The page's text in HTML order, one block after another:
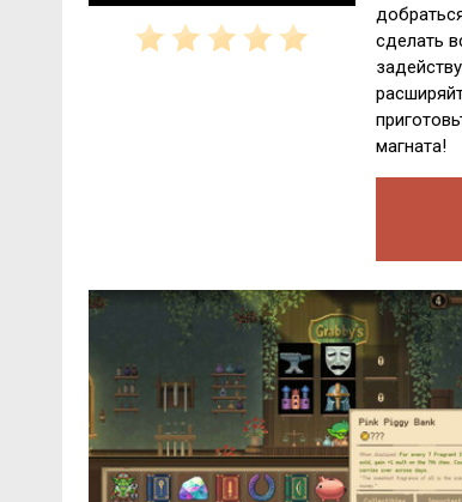
сделать
магната!